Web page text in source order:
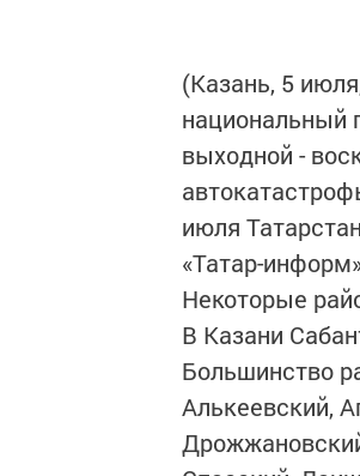
(Казань, 5
национальный
выходной -
июля
«Татар-
Некоторые
В Казани
Большинство
Алькеевский,